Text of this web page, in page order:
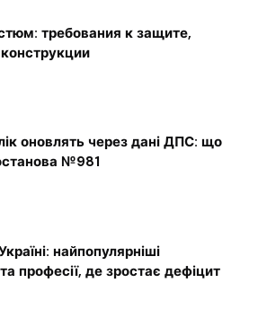
требования к защите,
оновлять через дані ДПС: що
№981
найпопулярніші
професії, де зростає дефіцит